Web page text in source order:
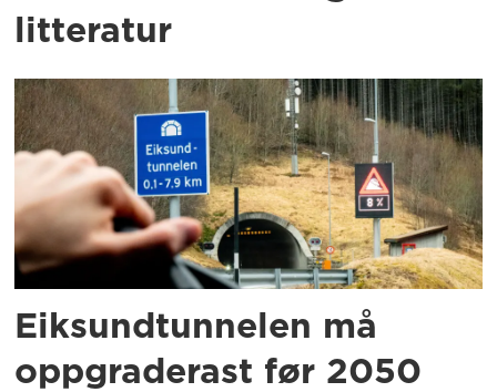
litteratur
Eiksundtunnelen må
oppgraderast før 2050